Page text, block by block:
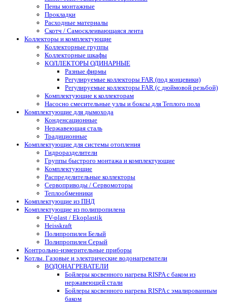
Пены монтажные
Прокладки
Расходные материалы
Скотч / Самосклеивающаяся лента
Коллекторы и комплектующие
Коллекторные группы
Коллекторные шкафы
КОЛЛЕКТОРЫ ОДИНАРНЫЕ
Разные фирмы
Регулируемые коллекторы FAR (под концевики)
Регулируемые коллекторы FAR (с дюймовой резьбой)
Комплектующие к коллекторам
Насосно смесительные узлы и боксы для Теплого пола
Комплектующие для дымохода
Конденсационные
Нержавеющая сталь
Традиционные
Комплектующие для системы отопления
Гидроразделители
Группы быстрого монтажа и комплектующие
Комплектующие
Распределительные коллекторы
Сервоприводы / Сервомоторы
Теплообменники
Комплектующие из ПНД
Комплектующие из полипропилена
FV-plast / Ekoplastik
Heisskraft
Полипропилен Белый
Полипропилен Серый
Контрольно-измерительные приборы
Котлы. Газовые и электрические водонагреватели
ВОДОНАГРЕВАТЕЛИ
Бойлеры косвенного нагрева RISPA с баком из
нержавеющей стали
Бойлеры косвенного нагрева RISPA с эмалированным
баком